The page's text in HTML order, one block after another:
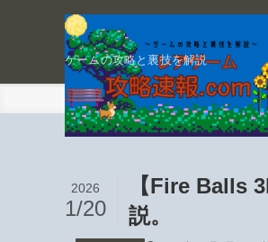
ゲームの攻略と裏技を解説
ホーム スマホゲーム
【Fire Balls
説。
2026
1/20